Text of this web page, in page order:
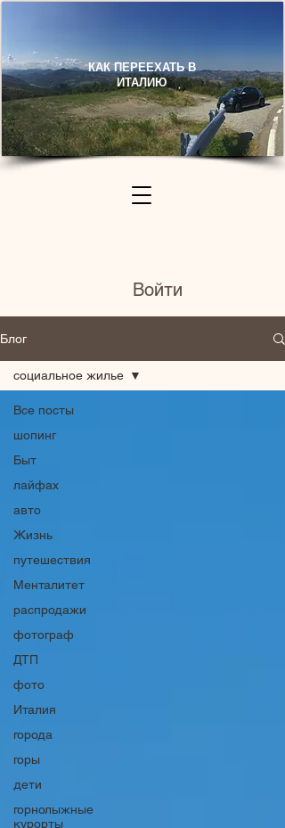
КАК ПЕРЕЕХАТЬ В
ИТАЛИЮ​
Войти
Блог
Все посты
шопинг
Быт
лайфах
авто
Жизнь
путешествия
Менталитет
распродажи
фотограф
ДТП
фото
Италия
города
горы
дети
горнолыжные
курорты
социальное жилье